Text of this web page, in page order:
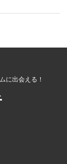
に出会える！